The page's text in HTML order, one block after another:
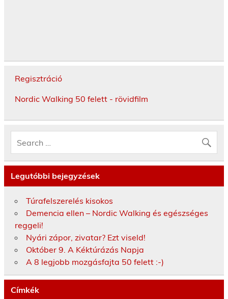
Regisztráció
Nordic Walking 50 felett - rövidfilm
Legutóbbi bejegyzések
Túrafelszerelés kisokos
Demencia ellen – Nordic Walking és egészséges
reggeli!
Nyári zápor, zivatar? Ezt viseld!
Október 9. A Kéktúrázás Napja
A 8 legjobb mozgásfajta 50 felett :-)
Címkék